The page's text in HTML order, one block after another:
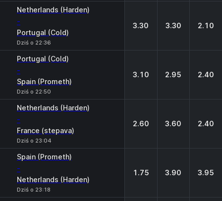
Netherlands (Harden)
-
Portugal (Cold)
Dziś o 22:36
3.30 3.30 2.10
Portugal (Cold)
-
Spain (Prometh)
Dziś o 22:50
3.10 2.95 2.40
Netherlands (Harden)
-
France (stepava)
Dziś o 23:04
2.60 3.60 2.40
Spain (Prometh)
-
Netherlands (Harden)
Dziś o 23:18
1.75 3.90 3.95